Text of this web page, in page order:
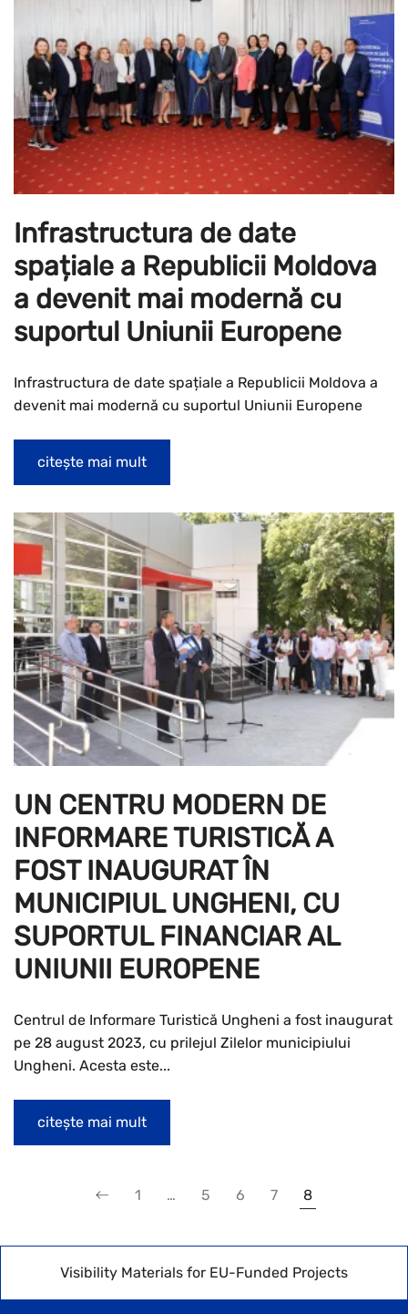
Infrastructura de date
spațiale a Republicii Moldova
a devenit mai modernă cu
suportul Uniunii Europene
Infrastructura de date spațiale a Republicii Moldova a
devenit mai modernă cu suportul Uniunii Europene
citește mai mult
UN CENTRU MODERN DE
INFORMARE TURISTICĂ A
FOST INAUGURAT ÎN
MUNICIPIUL UNGHENI, CU
SUPORTUL FINANCIAR AL
UNIUNII EUROPENE
Centrul de Informare Turistică Ungheni a fost inaugurat
pe 28 august 2023, cu prilejul Zilelor municipiului
Ungheni. Acesta este...
citește mai mult
1 … 5 6 7 8
Visibility Materials for EU-Funded Projects